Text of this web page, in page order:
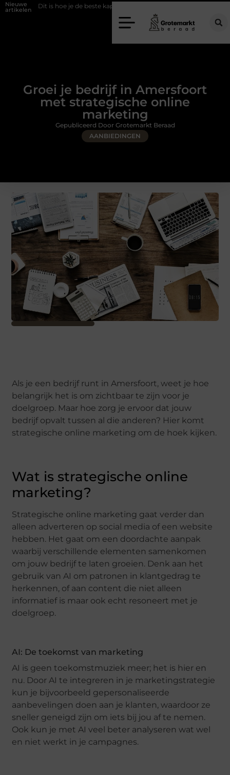
Nieuwe
artikelen
je de beste kapper in Arnhem kunt vinden
Groei je bedrijf in Amersfoort
met strategische online
marketing
AANBIEDINGEN
Gepubliceerd Door Grotemarkt Beraad
Als je een bedrijf runt in Amersfoort, weet je hoe
belangrijk het is om zichtbaar te zijn voor je
doelgroep. Maar hoe zorg je ervoor dat jouw
bedrijf opvalt tussen al die anderen? Hier komt
strategische online marketing om de hoek kijken.
Wat is strategische online
marketing?
Strategische online marketing gaat verder dan
alleen adverteren op social media of een website
hebben. Het gaat om een doordachte aanpak
waarbij verschillende elementen samenkomen
om jouw bedrijf te laten groeien. Denk aan het
gebruik van AI om patronen in klantgedrag te
herkennen, of aan content die niet alleen
informatief is maar ook echt resoneert met je
doelgroep.
AI: De toekomst van marketing
AI is geen toekomstmuziek meer; het is hier en
nu. Door AI te integreren in je marketingstrategie
kun je bijvoorbeeld gepersonaliseerde
aanbevelingen doen aan je klanten, waardoor ze
sneller geneigd zijn om iets bij jou af te nemen.
Ook kun je met AI veel beter analyseren wat wel
en niet werkt in je campagnes.